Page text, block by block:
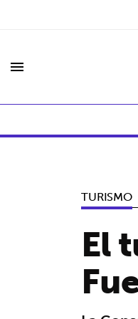
menu
TURISMO
El